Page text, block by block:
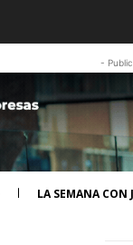
-
LA SEMANA CON